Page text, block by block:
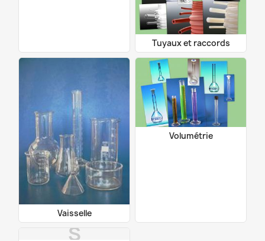
Tuyaux et raccords
Vaisselle
Volumétrie
S